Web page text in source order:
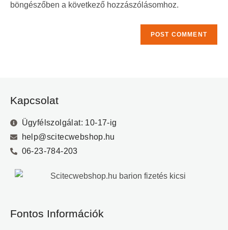
böngészőben a következő hozzászólásomhoz.
Kapcsolat
Ügyfélszolgálat: 10-17-ig
help@scitecwebshop.hu
06-23-784-203
Fontos Információk